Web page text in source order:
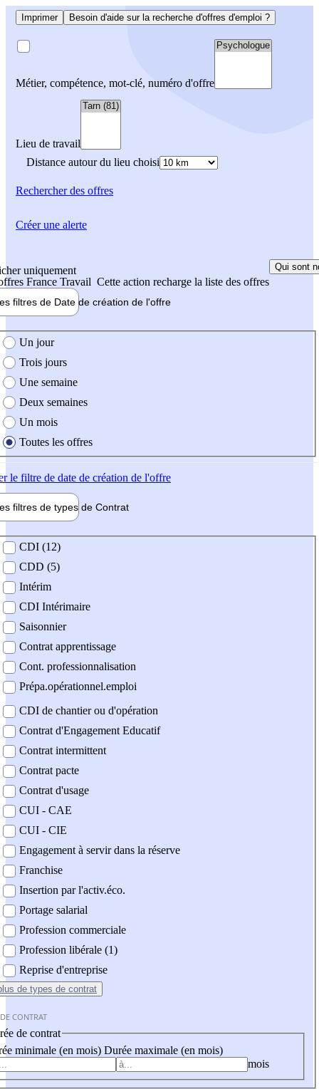
Imprimer Besoin d'aide sur la recherche d'offres d'emploi ?
Métier, compétence, mot-clé, numéro d'offre
Lieu de travail
Distance autour du lieu choisi
Rechercherdes offres
uniquement
France Travail Cette action recharge la liste des offres
Qui sont
filtres de Date de création de l'offre
création de l'offre
Un jour
Trois jours
Une semaine
Deux semaines
Un mois
Toutes les offres
le filtre de date de création de l'offre
filtres de types de Contrat
contrat
CDI (12)
CDD (5)
Intérim
CDI Intérimaire
Saisonnier
Contrat apprentissage
Cont. professionnalisation
Prépa.opérationnel.emploi
CDI de chantier ou d'opération
Contrat d'Engagement Educatif
Contrat intermittent
Contrat pacte
Contrat d'usage
CUI - CAE
CUI - CIE
Engagement à servir dans la réserve
Franchise
Insertion par l'activ.éco.
Portage salarial
Profession commerciale
Profession libérale (1)
Reprise d'entreprise
de types de contrat
CONTRAT
de contrat
minimale (en mois) Durée maximale (en mois)
mois
Créer une alerte